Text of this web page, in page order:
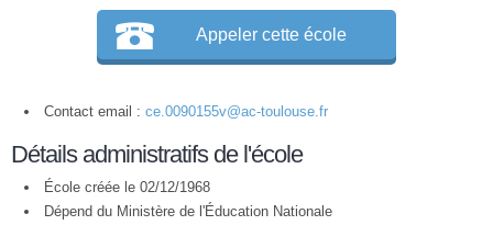
Appeler cette école
Contact email : ce.0090155v@ac-toulouse.fr
Détails administratifs de l'école
École créée le 02/12/1968
Dépend du Ministère de l'Éducation Nationale